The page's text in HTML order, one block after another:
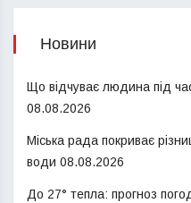
Новини
Що відчуває людина під
08.08.2026
Міська рада покриває
води 08.08.2026
До 27° тепла: прогноз